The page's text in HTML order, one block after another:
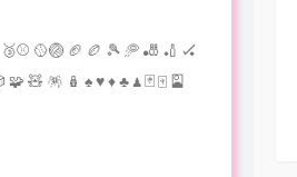
🥎🏐 🏈 🏉 🎾 🥏 🎳 🏏 🏑
🧸 🪅 🪆 ♠ ♥ ♦ ♣ ♟ 🃏 🀄 🎴